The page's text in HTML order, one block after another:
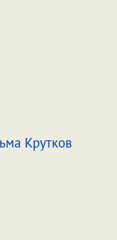
Крутков